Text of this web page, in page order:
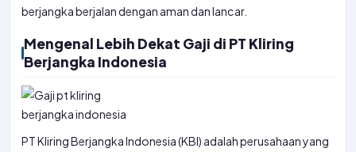
berjangka berjalan dengan aman dan lancar.
Mengenal Lebih Dekat Gaji di PT Kliring
Berjangka Indonesia
PT Kliring Berjangka Indonesia (KBI) adalah perusahaan yang